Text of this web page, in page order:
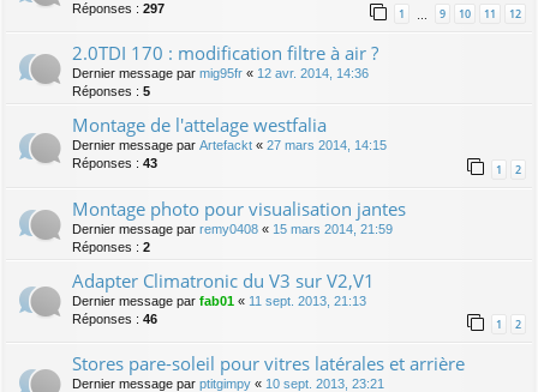
Réponses : 297 1 … 9 10 11 12
2.0TDI 170 : modification filtre à air ?
Dernier message par mig95fr « 12 avr. 2014, 14:36
Réponses : 5
Montage de l'attelage westfalia
Dernier message par Artefackt « 27 mars 2014, 14:15
Réponses : 43 1 2
Montage photo pour visualisation jantes
Dernier message par remy0408 « 15 mars 2014, 21:59
Réponses : 2
Adapter Climatronic du V3 sur V2,V1
Dernier message par fab01 « 11 sept. 2013, 21:13
Réponses : 46 1 2
Stores pare-soleil pour vitres latérales et arrière
Dernier message par ptitgimpy « 10 sept. 2013, 23:21